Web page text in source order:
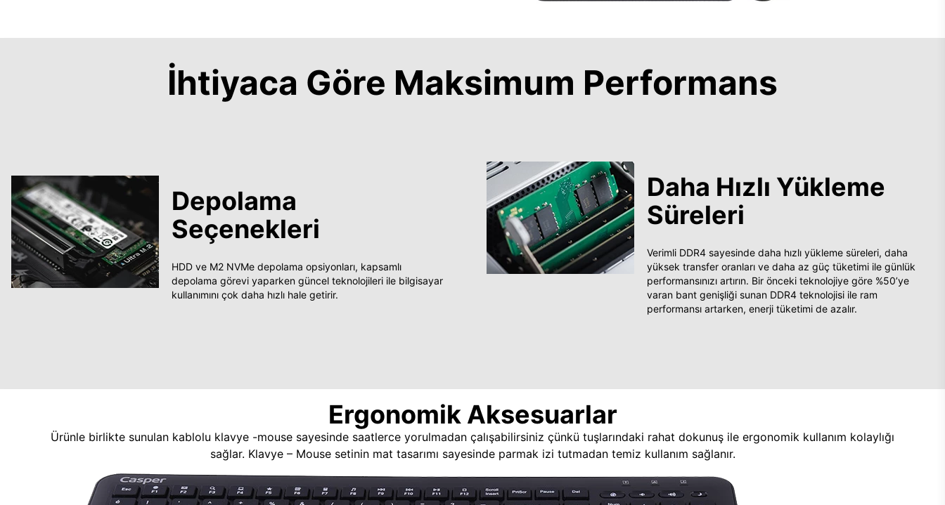
İhtiyaca Göre Maksimum Performans
Depolama
Seçenekleri
HDD ve M2 NVMe depolama opsiyonları, kapsamlı
depolama görevi yaparken güncel teknolojileri ile bilgisayar
kullanımını çok daha hızlı hale getirir.
Daha Hızlı Yükleme
Süreleri
Verimli DDR4 sayesinde daha hızlı yükleme süreleri, daha
yüksek transfer oranları ve daha az güç tüketimi ile günlük
performansınızı artırın. Bir önceki teknolojiye göre %50’ye
varan bant genişliği sunan DDR4 teknolojisi ile ram
performansı artarken, enerji tüketimi de azalır.
Ergonomik Aksesuarlar
Ürünle birlikte sunulan kablolu klavye -mouse sayesinde saatlerce yorulmadan çalışabilirsiniz çünkü tuşlarındaki rahat dokunuş ile ergonomik kullanım kolaylığı
sağlar. Klavye – Mouse setinin mat tasarımı sayesinde parmak izi tutmadan temiz kullanım sağlanır.